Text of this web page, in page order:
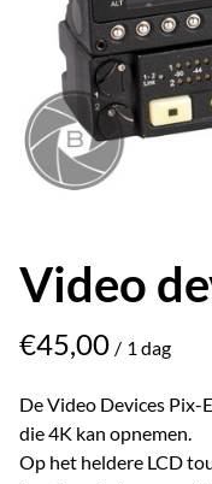
Video
/
De Video Devices Pix-
die 4K kan opnemen.
Op het heldere LCD